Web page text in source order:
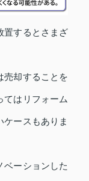
置するとさまざ
売却することを
てはリフォーム
ースもありま
ベーションした